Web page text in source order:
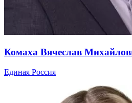
Комаха Вячеслав
Единая Россия